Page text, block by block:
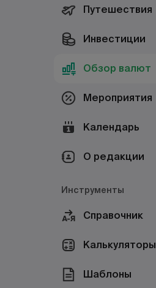
Путешествия
Инвестиции
Обзор валют
Мероприятия
Календарь
О редакции
Инструменты
Справочник
Калькуляторы
Шаблоны